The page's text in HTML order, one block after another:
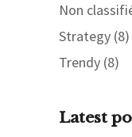
Non
Strategy (8)
Trendy (8)
Latest